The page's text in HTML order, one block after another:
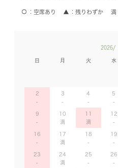
空席あり 残りわずか
2026/
日 月 火 水
2 3 4 5
9 10 11 12
16 17 18 19
23 24 25 26